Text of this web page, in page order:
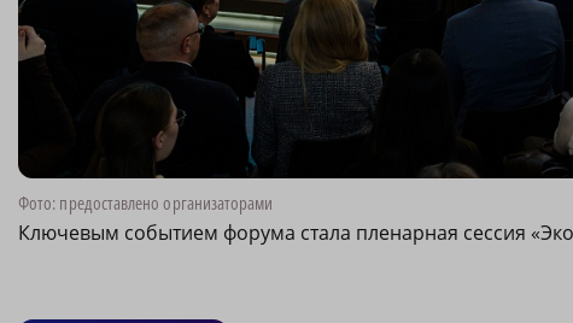
Фото: предоставлено организаторами
Ключевым событием форума стала пленарная сессия